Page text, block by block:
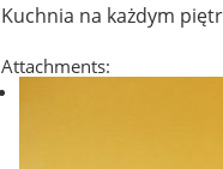
Kuchnia na każdym
Attachments: